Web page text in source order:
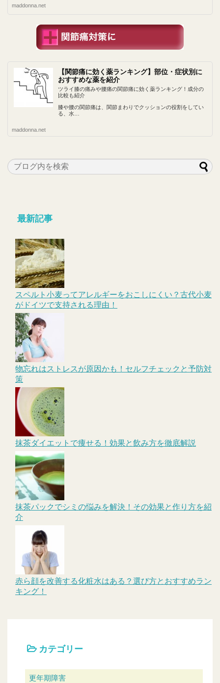
maddonna.net
【関節痛に効く薬ランキング】部位・症状別に
おすすめな薬を紹介
ツライ膝の痛みや腰痛の関節痛に効く薬ランキング！成分の
比較も紹介
膝や腰の関節痛は、関節まわりでクッションの役割をしてい
る、水…
maddonna.net
最新記事
スペルト小麦ってアレルギーをおこしにくい？古代小麦
がドイツで支持される理由！
物忘れはストレスが原因かも！セルフチェックと予防対
策
抹茶ダイエットで痩せる！効果と飲み方を徹底解説
抹茶パックでシミの悩みを解決！その効果と作り方を紹
介
赤ら顔を改善する化粧水はある？選び方とおすすめラン
キング！
カテゴリー
更年期障害